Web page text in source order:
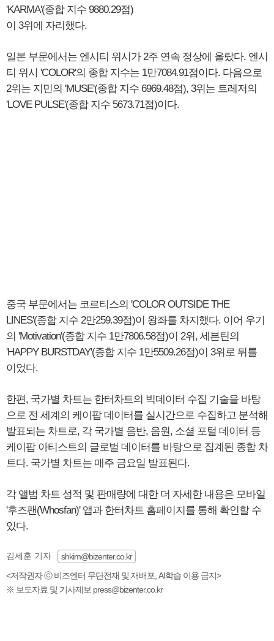
'KARMA'(종합 지수 9880.29점)
이 3위에 자리했다.
일본 부문에서는 엔시티 위시가 2주 연속 정상에 올랐다. 엔시
티 위시 'COLOR'의 종합 지수는 1만7084.91점이다. 다음으로
2위는 지민의 'MUSE'(종합 지수 6969.48점), 3위는 트레저의
'LOVE PULSE'(종합 지수 5673.71점)이다.
중국 부문에서는 코르티스의 'COLOR OUTSIDE THE
LINES'(종합 지수 2만259.39점)이 왕좌를 차지했다. 이어 우기
의 'Motivation'(종합 지수 1만7806.58점)이 2위, 세븐틴의
'HAPPY BURSTDAY'(종합 지수 1만5509.26점)이 3위로 뒤를
이었다.
한편, 국가별 차트는 한터차트의 빅데이터 수집 기술을 바탕
으로 전 세계의 케이팝 데이터를 실시간으로 수집하고 분석해
발표되는 차트로, 각 국가별 음반, 음원, 소셜 포털 데이터 등
케이팝 아티스트의 글로벌 데이터를 바탕으로 집계된 종합 차
트다. 국가별 차트는 매주 금요일 발표된다.
각 앨범 차트 성적 및 판매량에 대한 더 자세한 내용은 모바일
'후즈팬(Whosfan)' 앱과 한터차트 홈페이지를 통해 확인할 수
있다.
김세훈 기자
shkim@bizenter.co.kr
<저작권자 ⓒ 비즈엔터 무단전재 및 재배포, AI학습 이용 금지>
※ 보도자료 및 기사제보 press@bizenter.co.kr